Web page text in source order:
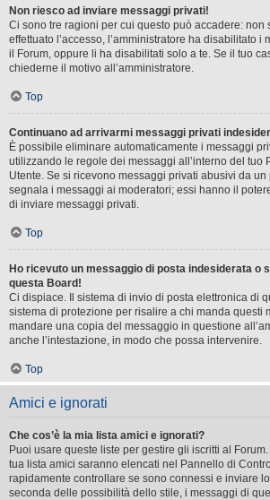
Non riesco ad inviare messaggi privati!
Ci sono tre ragioni per cui questo può accadere: non
effettuato l’accesso, l’amministratore ha disabilitato i
il Forum, oppure li ha disabilitati solo a te. Se il tuo
chiederne il motivo all’amministratore.
Top
Continuano ad arrivarmi messaggi privati
È possibile eliminare automaticamente i messaggi
utilizzando le regole dei messaggi all’interno del tuo
Utente. Se si ricevono messaggi privati ​​abusivi da
segnala i messaggi ai moderatori; essi hanno il
di inviare messaggi privati​​.
Top
Ho ricevuto un messaggio di posta indesiderata o
questa Board!
Ci dispiace. Il sistema di invio di posta elettronica di
sistema di protezione per risalire a chi manda questi
mandare una copia del messaggio in questione
anche l’intestazione, in modo che possa intervenire.
Top
Amici e ignorati
Che cos’è la mia lista amici e ignorati?
Puoi usare queste liste per gestire gli iscritti al
tua lista amici saranno elencati nel Pannello di
rapidamente controllare se sono connessi e inviare
seconda delle possibilità dello stile, i messaggi di